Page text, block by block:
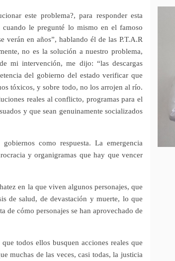
este problema?, para responder esta
le pregunté lo mismo en el famoso
verán en años”, hablando él de las P.T.A.R
no es la solución a nuestro problema,
mi intervención, me dijo: “las descargas
del gobierno del estado verificar que
tóxicos, y sobre todo, no los arrojen al río.
reales al conflicto, programas para el
y que sean genuinamente socializados
como respuesta. La emergencia
y organigramas que hay que vencer
en la que viven algunos personajes, que
de salud, de devastación y muerte, lo que
de cómo personajes se han aprovechado de
todos ellos busquen acciones reales que
muchas de las veces, casi todas, la justicia